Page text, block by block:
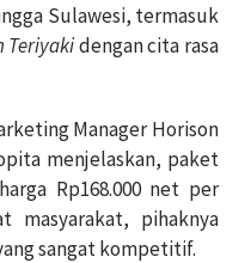
Sulawesi, termasuk
Teriyakidengan cita rasa
Manager Horison
menjelaskan, paket
Rp168.000 net per
masyarakat, pihaknya
sangat kompetitif.